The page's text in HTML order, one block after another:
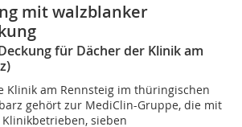
mit walzblanker
für Dächer der Klinik am
Klinik am Rennsteig im thüringischen
gehört zur MediClin-Gruppe, die mit
Klinikbetrieben, sieben